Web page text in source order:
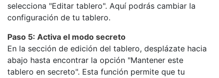
selecciona "Editar tablero". Aquí podrás cambiar la
configuración de tu tablero.
Paso 5: Activa el modo secreto
En la sección de edición del tablero, desplázate hacia
abajo hasta encontrar la opción "Mantener este
tablero en secreto". Esta función permite que tu